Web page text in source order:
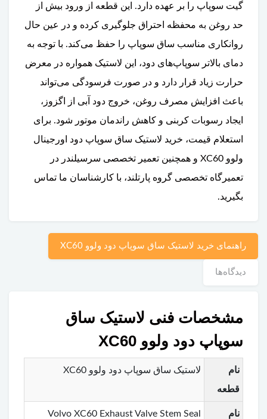
گیت سوپاپ را بر عهده دارد. این قطعه از ورود بیش از
حد روغن به محفظه احتراق جلوگیری کرده و در عین حال
روانکاری مناسب ساق سوپاپ را حفظ می‌کند. با توجه به
دمای بالاتر سوپاپ‌های دود، این لاستیک همواره در معرض
حرارت زیاد قرار دارد و در صورت فرسودگی می‌تواند
باعث افزایش مصرف روغن، خروج دود آبی از اگزوز،
ایجاد رسوبات کربنی و کاهش راندمان موتور شود. برای
استعلام قیمت، خرید لاستیک ساق سوپاپ دود اورجینال
ولوو XC60 و همچنین تعمیر تخصصی سرسیلندر در
تعمیرگاه تخصصی گروه پارتلند، با کارشناسان ما تماس
بگیرید.
راهنمای خرید لاستیک ساق سوپاپ دود ولوو XC60
دیدگاه‌ها
مشخصات فنی لاستیک ساق
سوپاپ دود ولوو XC60
نام
قطعه
لاستیک ساق سوپاپ دود ولوو XC60
نام
Volvo XC60 Exhaust Valve Stem Seal